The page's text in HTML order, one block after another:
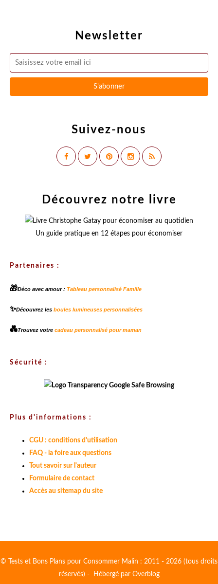
Newsletter
Suivez-nous
Découvrez notre livre
Un guide pratique en 12 étapes pour économiser
Partenaires :
🎁Déco avec amour : Tableau personnalisé Famille
✨Découvrez les boules lumineuses personnalisées
💑Trouvez votre cadeau personnalisé pour maman
Sécurité :
Plus d'informations :
CGU : conditions d'utilisation
FAQ - la foire aux questions
Tout savoir sur l'auteur
Formulaire de contact
Accès au sitemap du site
© Tests et Bons Plans pour Consommer Malin : 2011 - 2026 (tous droits
réservés) - Hébergé par Overblog